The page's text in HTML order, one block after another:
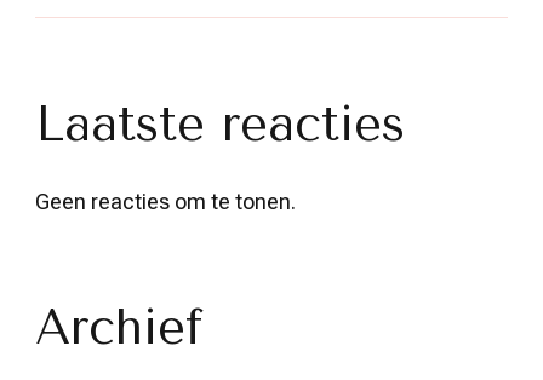
Laatste reacties
Geen reacties om te tonen.
Archief